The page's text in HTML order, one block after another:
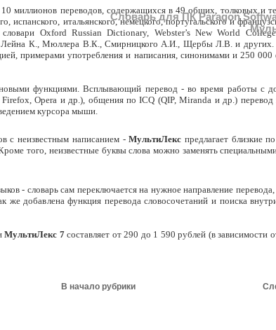
Словарь для ПК Paragon
миллионов переводов, содержащихся в 49 общих, толковых и
испанского, итальянского, немецкого, португальского и
Oxford Russian Dictionary, Webster’s New World
Лейна К., Мюллера В.К., Смирницкого А.И., Щербы Л.В. и
примерами употребления и написания, синонимами и 250 000
функциями. Всплывающий перевод - во время работы с
Opera и др.), общения по ICQ (QIP, Miranda и др.) перевод
курсора мыши.
с неизвестным написанием -МультиЛекс предлагает близкие
того, неизвестные буквы слова можно заменять
- словарь сам переключается на нужное направление
же добавлена функция перевода словосочетаний и поиска
МультиЛекс 7составляет от 290 до 1 590 рублей (в зависимости
В начало рубрики